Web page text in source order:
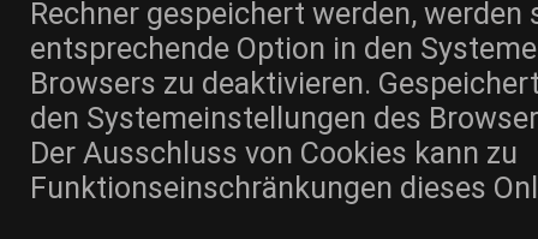
Rechner gespeichert werden, werden
entsprechende Option in den
Browsers zu deaktivieren.
den Systemeinstellungen des
Der Ausschluss von Cookies kann zu
Funktionseinschränkungen dieses